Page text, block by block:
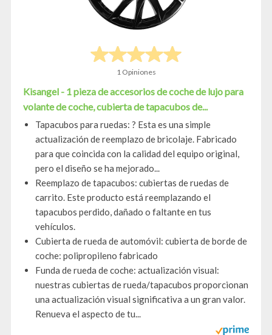
1 Opiniones
Kisangel - 1 pieza de accesorios de coche de lujo para
volante de coche, cubierta de tapacubos de...
Tapacubos para ruedas: ? Esta es una simple
actualización de reemplazo de bricolaje. Fabricado
para que coincida con la calidad del equipo original,
pero el diseño se ha mejorado...
Reemplazo de tapacubos: cubiertas de ruedas de
carrito. Este producto está reemplazando el
tapacubos perdido, dañado o faltante en tus
vehículos.
Cubierta de rueda de automóvil: cubierta de borde de
coche: polipropileno fabricado
Funda de rueda de coche: actualización visual:
nuestras cubiertas de rueda/tapacubos proporcionan
una actualización visual significativa a un gran valor.
Renueva el aspecto de tu...